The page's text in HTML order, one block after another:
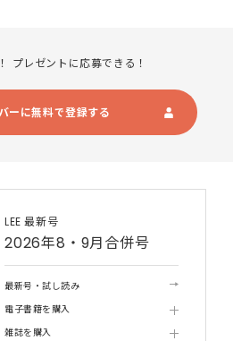
プレゼントに応募できる！
ーに無料で登録する
LEE 最新号
2026年8・9月合併号
最新号・試し読み
電子書籍を購入
雑誌を購入